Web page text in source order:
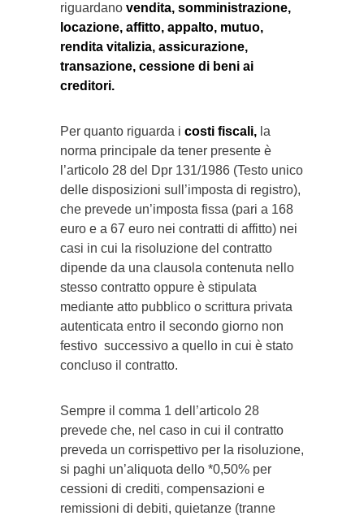
riguardano vendita, somministrazione,
locazione, affitto, appalto, mutuo,
rendita vitalizia, assicurazione,
transazione, cessione di beni ai
creditori.
Per quanto riguarda i costi fiscali, la
norma principale da tener presente è
l’articolo 28 del Dpr 131/1986 (Testo unico
delle disposizioni sull’imposta di registro),
che prevede un’imposta fissa (pari a 168
euro e a 67 euro nei contratti di affitto) nei
casi in cui la risoluzione del contratto
dipende da una clausola contenuta nello
stesso contratto oppure è stipulata
mediante atto pubblico o scrittura privata
autenticata entro il secondo giorno non
festivo successivo a quello in cui è stato
concluso il contratto.
Sempre il comma 1 dell’articolo 28
prevede che, nel caso in cui il contratto
preveda un corrispettivo per la risoluzione,
si paghi un’aliquota dello *0,50% per
cessioni di crediti, compensazioni e
remissioni di debiti, quietanze (tranne